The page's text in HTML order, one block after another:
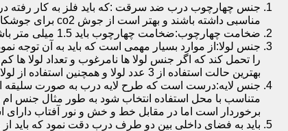
جنس چهارچوب درب ضد سرقت :که باید فلز به کار رفته
مناسبی داشته باشند و بهتر است از جوش co2 برای جوشکاری استفاده شده باشد.
ضخامت چهارچوب:ضخامت چهارچوب باید 1.5 میلی متر باشد و یا بالاتر از آن
جنس لولا:از موارد بسیار مهمی است که باید به آن توجه
را تحمل کند که اگر جنس لولا ها نامرغوب و تعداد لولا
بهترین حالت استفاده از 3 عدد لولا و همچنین استفاده از لولای بلبرینگ دار است.
جنس لایه:درست است که طرح لایه درب به صورت سلیقه ای
متناسب با محل استفاده انتخاب شود به طور مثال جنس
برخوردار است اما در مقابل خط و خش و نور آفتاب دارای
باید به فضای داخلی بین دو طرف درب دقت نمود که باید